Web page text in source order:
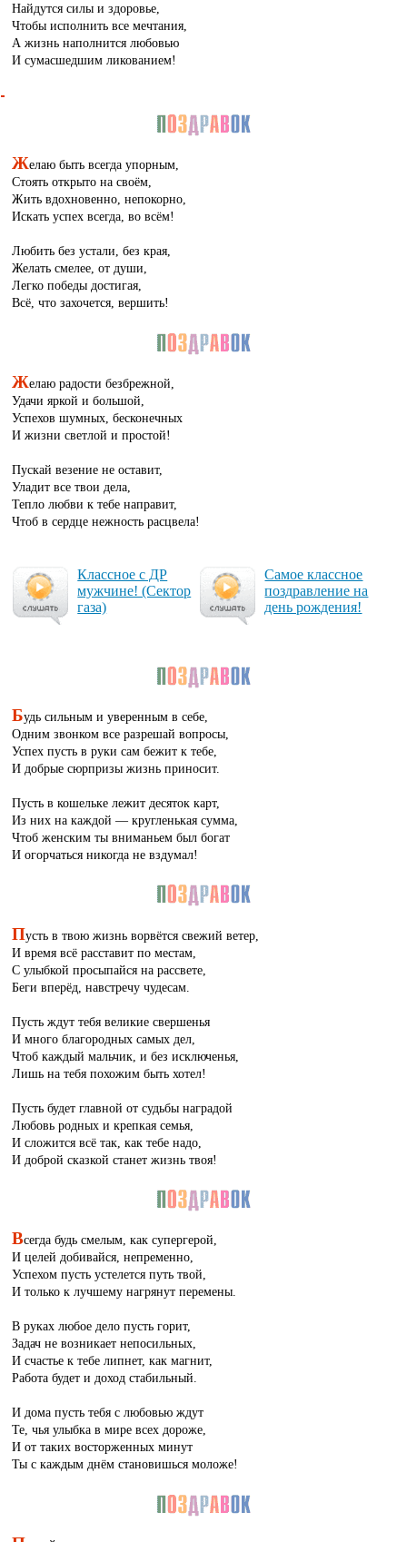
Найдутся силы и здоровье,
Чтобы исполнить все мечтания,
А жизнь наполнится любовью
И сумасшедшим ликованием!
Желаю быть всегда упорным,
Стоять открыто на своём,
Жить вдохновенно, непокорно,
Искать успех всегда, во всём!
Любить без устали, без края,
Желать смелее, от души,
Легко победы достигая,
Всё, что захочется, вершить!
Желаю радости безбрежной,
Удачи яркой и большой,
Успехов шумных, бесконечных
И жизни светлой и простой!
Пускай везение не оставит,
Уладит все твои дела,
Тепло любви к тебе направит,
Чтоб в сердце нежность расцвела!
Клас­сное с ДР
муж­чи­не! (Сек­тор
га­за)
Са­мое клас­сное
поз­драв­ле­ние на
день рож­де­ния!
Будь сильным и уверенным в себе,
Одним звонком все разрешай вопросы,
Успех пусть в руки сам бежит к тебе,
И добрые сюрпризы жизнь приносит.
Пусть в кошельке лежит десяток карт,
Из них на каждой — кругленькая сумма,
Чтоб женским ты вниманьем был богат
И огорчаться никогда не вздумал!
Пусть в твою жизнь ворвётся свежий ветер,
И время всё расставит по местам,
С улыбкой просыпайся на рассвете,
Беги вперёд, навстречу чудесам.
Пусть ждут тебя великие свершенья
И много благородных самых дел,
Чтоб каждый мальчик, и без исключенья,
Лишь на тебя похожим быть хотел!
Пусть будет главной от судьбы наградой
Любовь родных и крепкая семья,
И сложится всё так, как тебе надо,
И доброй сказкой станет жизнь твоя!
Всегда будь смелым, как супергерой,
И целей добивайся, непременно,
Успехом пусть устелется путь твой,
И только к лучшему нагрянут перемены.
В руках любое дело пусть горит,
Задач не возникает непосильных,
И счастье к тебе липнет, как магнит,
Работа будет и доход стабильный.
И дома пусть тебя с любовью ждут
Те, чья улыбка в мире всех дороже,
И от таких восторженных минут
Ты с каждым днём становишься моложе!